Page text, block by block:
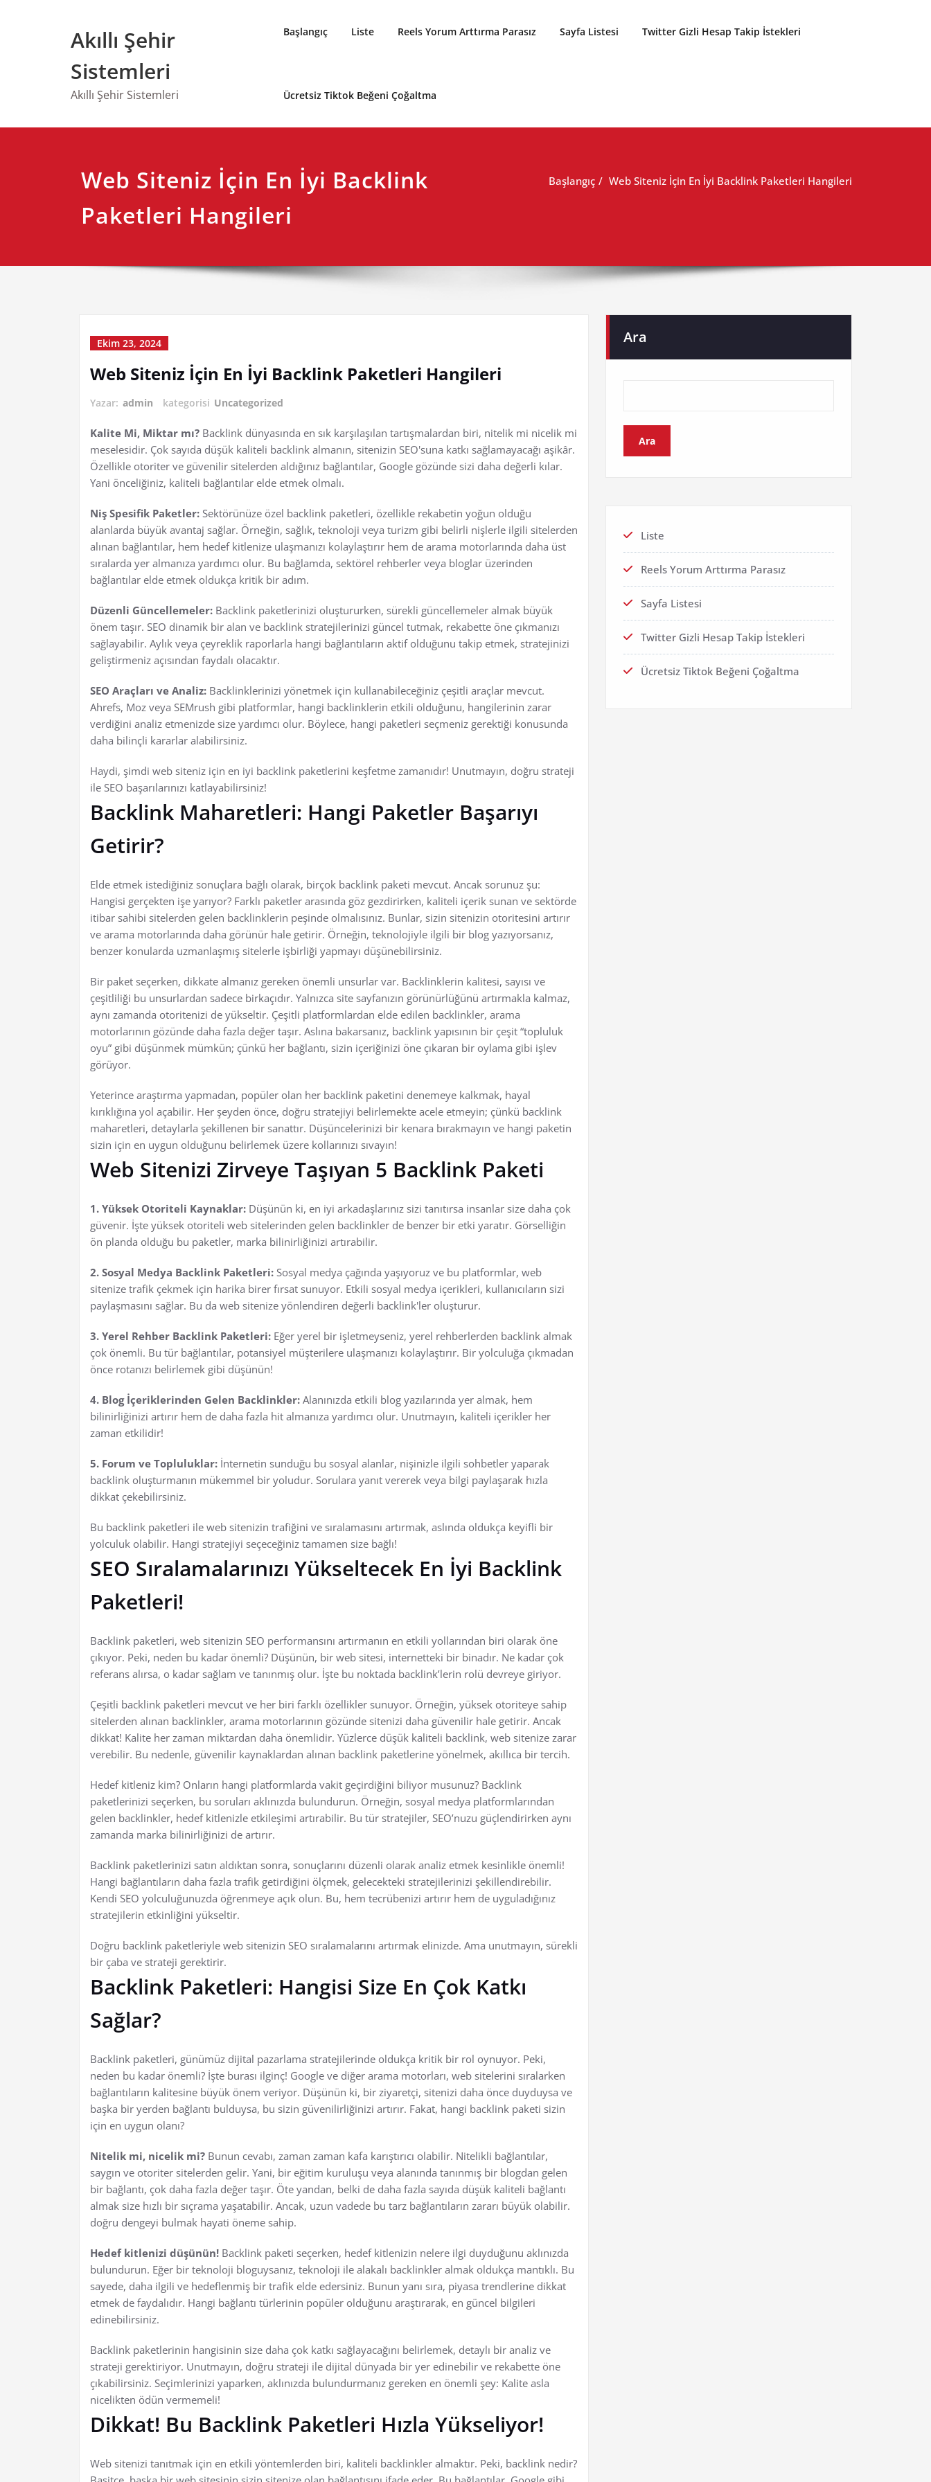
Akıllı Şehir
Sistemleri
Akıllı Şehir Sistemleri
Başlangıç Liste Reels Yorum Arttırma Parasız Sayfa Listesi Twitter Gizli Hesap Takip İstekleri
Ücretsiz Tiktok Beğeni Çoğaltma
Web Siteniz İçin En İyi Backlink
Paketleri Hangileri
Başlangıç Web Siteniz İçin En İyi Backlink Paketleri Hangileri
Ekim 23, 2024
Web Siteniz İçin En İyi Backlink Paketleri Hangileri
Yazar: admin kategorisi Uncategorized
Kalite Mi, Miktar mı? Backlink dünyasında en sık karşılaşılan tartışmalardan biri, nitelik mi nicelik mi
meselesidir. Çok sayıda düşük kaliteli backlink almanın, sitenizin SEO'suna katkı sağlamayacağı aşikâr.
Özellikle otoriter ve güvenilir sitelerden aldığınız bağlantılar, Google gözünde sizi daha değerli kılar.
Yani önceliğiniz, kaliteli bağlantılar elde etmek olmalı.
Niş Spesifik Paketler: Sektörünüze özel backlink paketleri, özellikle rekabetin yoğun olduğu
alanlarda büyük avantaj sağlar. Örneğin, sağlık, teknoloji veya turizm gibi belirli nişlerle ilgili sitelerden
alınan bağlantılar, hem hedef kitlenize ulaşmanızı kolaylaştırır hem de arama motorlarında daha üst
sıralarda yer almanıza yardımcı olur. Bu bağlamda, sektörel rehberler veya bloglar üzerinden
bağlantılar elde etmek oldukça kritik bir adım.
Düzenli Güncellemeler: Backlink paketlerinizi oluştururken, sürekli güncellemeler almak büyük
önem taşır. SEO dinamik bir alan ve backlink stratejilerinizi güncel tutmak, rekabette öne çıkmanızı
sağlayabilir. Aylık veya çeyreklik raporlarla hangi bağlantıların aktif olduğunu takip etmek, stratejinizi
geliştirmeniz açısından faydalı olacaktır.
SEO Araçları ve Analiz: Backlinklerinizi yönetmek için kullanabileceğiniz çeşitli araçlar mevcut.
Ahrefs, Moz veya SEMrush gibi platformlar, hangi backlinklerin etkili olduğunu, hangilerinin zarar
verdiğini analiz etmenizde size yardımcı olur. Böylece, hangi paketleri seçmeniz gerektiği konusunda
daha bilinçli kararlar alabilirsiniz.
Haydi, şimdi web siteniz için en iyi backlink paketlerini keşfetme zamanıdır! Unutmayın, doğru strateji
ile SEO başarılarınızı katlayabilirsiniz!
Backlink Maharetleri: Hangi Paketler Başarıyı
Getirir?
Elde etmek istediğiniz sonuçlara bağlı olarak, birçok backlink paketi mevcut. Ancak sorunuz şu:
Hangisi gerçekten işe yarıyor? Farklı paketler arasında göz gezdirirken, kaliteli içerik sunan ve sektörde
itibar sahibi sitelerden gelen backlinklerin peşinde olmalısınız. Bunlar, sizin sitenizin otoritesini artırır
ve arama motorlarında daha görünür hale getirir. Örneğin, teknolojiyle ilgili bir blog yazıyorsanız,
benzer konularda uzmanlaşmış sitelerle işbirliği yapmayı düşünebilirsiniz.
Bir paket seçerken, dikkate almanız gereken önemli unsurlar var. Backlinklerin kalitesi, sayısı ve
çeşitliliği bu unsurlardan sadece birkaçıdır. Yalnızca site sayfanızın görünürlüğünü artırmakla kalmaz,
aynı zamanda otoritenizi de yükseltir. Çeşitli platformlardan elde edilen backlinkler, arama
motorlarının gözünde daha fazla değer taşır. Aslına bakarsanız, backlink yapısının bir çeşit “topluluk
oyu” gibi düşünmek mümkün; çünkü her bağlantı, sizin içeriğinizi öne çıkaran bir oylama gibi işlev
görüyor.
Yeterince araştırma yapmadan, popüler olan her backlink paketini denemeye kalkmak, hayal
kırıklığına yol açabilir. Her şeyden önce, doğru stratejiyi belirlemekte acele etmeyin; çünkü backlink
maharetleri, detaylarla şekillenen bir sanattır. Düşüncelerinizi bir kenara bırakmayın ve hangi paketin
sizin için en uygun olduğunu belirlemek üzere kollarınızı sıvayın!
Web Sitenizi Zirveye Taşıyan 5 Backlink Paketi
1. Yüksek Otoriteli Kaynaklar: Düşünün ki, en iyi arkadaşlarınız sizi tanıtırsa insanlar size daha çok
güvenir. İşte yüksek otoriteli web sitelerinden gelen backlinkler de benzer bir etki yaratır. Görselliğin
ön planda olduğu bu paketler, marka bilinirliğinizi artırabilir.
2. Sosyal Medya Backlink Paketleri: Sosyal medya çağında yaşıyoruz ve bu platformlar, web
sitenize trafik çekmek için harika birer fırsat sunuyor. Etkili sosyal medya içerikleri, kullanıcıların sizi
paylaşmasını sağlar. Bu da web sitenize yönlendiren değerli backlink'ler oluşturur.
3. Yerel Rehber Backlink Paketleri: Eğer yerel bir işletmeyseniz, yerel rehberlerden backlink almak
çok önemli. Bu tür bağlantılar, potansiyel müşterilere ulaşmanızı kolaylaştırır. Bir yolculuğa çıkmadan
önce rotanızı belirlemek gibi düşünün!
4. Blog İçeriklerinden Gelen Backlinkler: Alanınızda etkili blog yazılarında yer almak, hem
bilinirliğinizi artırır hem de daha fazla hit almanıza yardımcı olur. Unutmayın, kaliteli içerikler her
zaman etkilidir!
5. Forum ve Topluluklar: İnternetin sunduğu bu sosyal alanlar, nişinizle ilgili sohbetler yaparak
backlink oluşturmanın mükemmel bir yoludur. Sorulara yanıt vererek veya bilgi paylaşarak hızla
dikkat çekebilirsiniz.
Bu backlink paketleri ile web sitenizin trafiğini ve sıralamasını artırmak, aslında oldukça keyifli bir
yolculuk olabilir. Hangi stratejiyi seçeceğiniz tamamen size bağlı!
SEO Sıralamalarınızı Yükseltecek En İyi Backlink
Paketleri!
Backlink paketleri, web sitenizin SEO performansını artırmanın en etkili yollarından biri olarak öne
çıkıyor. Peki, neden bu kadar önemli? Düşünün, bir web sitesi, internetteki bir binadır. Ne kadar çok
referans alırsa, o kadar sağlam ve tanınmış olur. İşte bu noktada backlink’lerin rolü devreye giriyor.
Çeşitli backlink paketleri mevcut ve her biri farklı özellikler sunuyor. Örneğin, yüksek otoriteye sahip
sitelerden alınan backlinkler, arama motorlarının gözünde sitenizi daha güvenilir hale getirir. Ancak
dikkat! Kalite her zaman miktardan daha önemlidir. Yüzlerce düşük kaliteli backlink, web sitenize zarar
verebilir. Bu nedenle, güvenilir kaynaklardan alınan backlink paketlerine yönelmek, akıllıca bir tercih.
Hedef kitleniz kim? Onların hangi platformlarda vakit geçirdiğini biliyor musunuz? Backlink
paketlerinizi seçerken, bu soruları aklınızda bulundurun. Örneğin, sosyal medya platformlarından
gelen backlinkler, hedef kitlenizle etkileşimi artırabilir. Bu tür stratejiler, SEO’nuzu güçlendirirken aynı
zamanda marka bilinirliğinizi de artırır.
Backlink paketlerinizi satın aldıktan sonra, sonuçlarını düzenli olarak analiz etmek kesinlikle önemli!
Hangi bağlantıların daha fazla trafik getirdiğini ölçmek, gelecekteki stratejilerinizi şekillendirebilir.
Kendi SEO yolculuğunuzda öğrenmeye açık olun. Bu, hem tecrübenizi artırır hem de uyguladığınız
stratejilerin etkinliğini yükseltir.
Doğru backlink paketleriyle web sitenizin SEO sıralamalarını artırmak elinizde. Ama unutmayın, sürekli
bir çaba ve strateji gerektirir.
Backlink Paketleri: Hangisi Size En Çok Katkı
Sağlar?
Backlink paketleri, günümüz dijital pazarlama stratejilerinde oldukça kritik bir rol oynuyor. Peki,
neden bu kadar önemli? İşte burası ilginç! Google ve diğer arama motorları, web sitelerini sıralarken
bağlantıların kalitesine büyük önem veriyor. Düşünün ki, bir ziyaretçi, sitenizi daha önce duyduysa ve
başka bir yerden bağlantı bulduysa, bu sizin güvenilirliğinizi artırır. Fakat, hangi backlink paketi sizin
için en uygun olanı?
Nitelik mi, nicelik mi? Bunun cevabı, zaman zaman kafa karıştırıcı olabilir. Nitelikli bağlantılar,
saygın ve otoriter sitelerden gelir. Yani, bir eğitim kuruluşu veya alanında tanınmış bir blogdan gelen
bir bağlantı, çok daha fazla değer taşır. Öte yandan, belki de daha fazla sayıda düşük kaliteli bağlantı
almak size hızlı bir sıçrama yaşatabilir. Ancak, uzun vadede bu tarz bağlantıların zararı büyük olabilir.
doğru dengeyi bulmak hayati öneme sahip.
Hedef kitlenizi düşünün! Backlink paketi seçerken, hedef kitlenizin nelere ilgi duyduğunu aklınızda
bulundurun. Eğer bir teknoloji bloguysanız, teknoloji ile alakalı backlinkler almak oldukça mantıklı. Bu
sayede, daha ilgili ve hedeflenmiş bir trafik elde edersiniz. Bunun yanı sıra, piyasa trendlerine dikkat
etmek de faydalıdır. Hangi bağlantı türlerinin popüler olduğunu araştırarak, en güncel bilgileri
edinebilirsiniz.
Backlink paketlerinin hangisinin size daha çok katkı sağlayacağını belirlemek, detaylı bir analiz ve
strateji gerektiriyor. Unutmayın, doğru strateji ile dijital dünyada bir yer edinebilir ve rekabette öne
çıkabilirsiniz. Seçimlerinizi yaparken, aklınızda bulundurmanız gereken en önemli şey: Kalite asla
nicelikten ödün vermemeli!
Dikkat! Bu Backlink Paketleri Hızla Yükseliyor!
Web sitenizi tanıtmak için en etkili yöntemlerden biri, kaliteli backlinkler almaktır. Peki, backlink nedir?
Ara
Ara
Liste
Reels Yorum Arttırma Parasız
Sayfa Listesi
Twitter Gizli Hesap Takip İstekleri
Ücretsiz Tiktok Beğeni Çoğaltma